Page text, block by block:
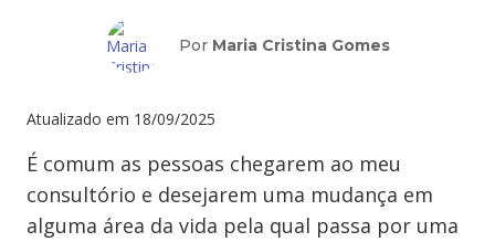
Por Maria Cristina Gomes
Atualizado em 18/09/2025
É comum as pessoas chegarem ao meu
consultório e desejarem uma mudança em
alguma área da vida pela qual passa por uma